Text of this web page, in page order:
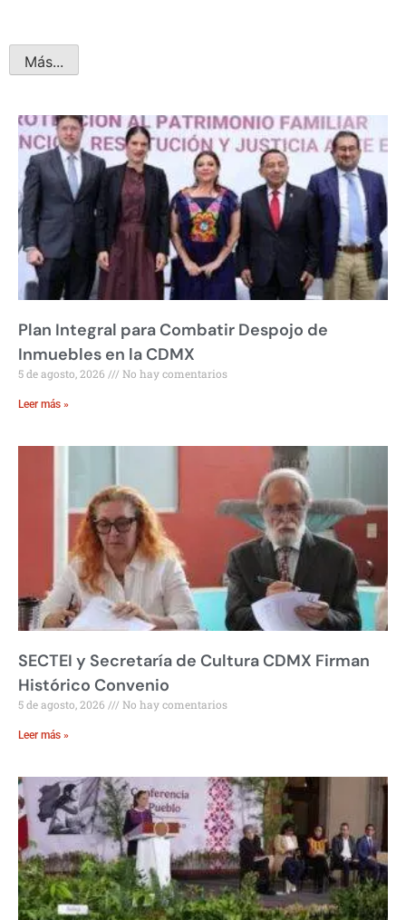
Más...
Plan Integral para Combatir Despojo de
Inmuebles en la CDMX
5 de agosto, 2026 No hay comentarios
Leer más »
SECTEI y Secretaría de Cultura CDMX Firman
Histórico Convenio
5 de agosto, 2026 No hay comentarios
Leer más »